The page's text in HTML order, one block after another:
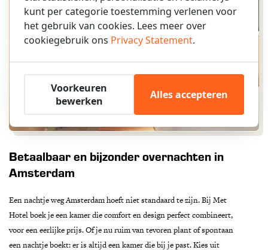
Betaalbaar en bijzonder overnachten in
Amsterdam
Een nachtje weg Amsterdam hoeft niet standaard te zijn. Bij Met
Hotel boek je een kamer die comfort en design perfect combineert,
voor een eerlijke prijs. Of je nu ruim van tevoren plant of spontaan
een nachtje boekt: er is altijd een kamer die bij je past. Kies uit
kunt per categorie toestemming verlenen voor
het gebruik van cookies. Lees meer over
cookiegebruik ons Privacy Statement.
Voorkeuren
bewerken
Alles accepteren